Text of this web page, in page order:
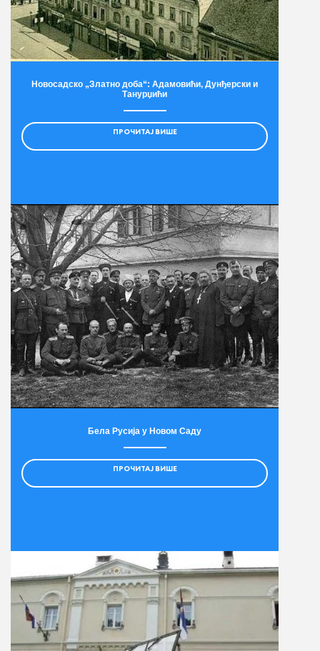
Новосадско „Златно доба“: Адамовићи, Дунђерски и
Танурџићи
ПРОЧИТАЈ ВИШЕ
Бела Русија у Новом Саду
ПРОЧИТАЈ ВИШЕ